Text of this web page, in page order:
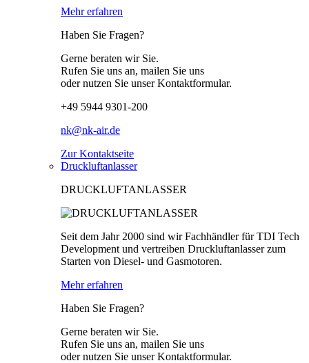
Mehr erfahren
Haben Sie Fragen?
Gerne beraten wir Sie.
Rufen Sie uns an, mailen Sie uns
oder nutzen Sie unser Kontaktformular.
+49 5944 9301-200
nk@nk-air.de
Zur Kontaktseite
Druckluftanlasser
DRUCKLUFTANLASSER
Seit dem Jahr 2000 sind wir Fachhändler für TDI Tech
Development und vertreiben Druckluftanlasser zum
Starten von Diesel- und Gasmotoren.
Mehr erfahren
Haben Sie Fragen?
Gerne beraten wir Sie.
Rufen Sie uns an, mailen Sie uns
oder nutzen Sie unser Kontaktformular.